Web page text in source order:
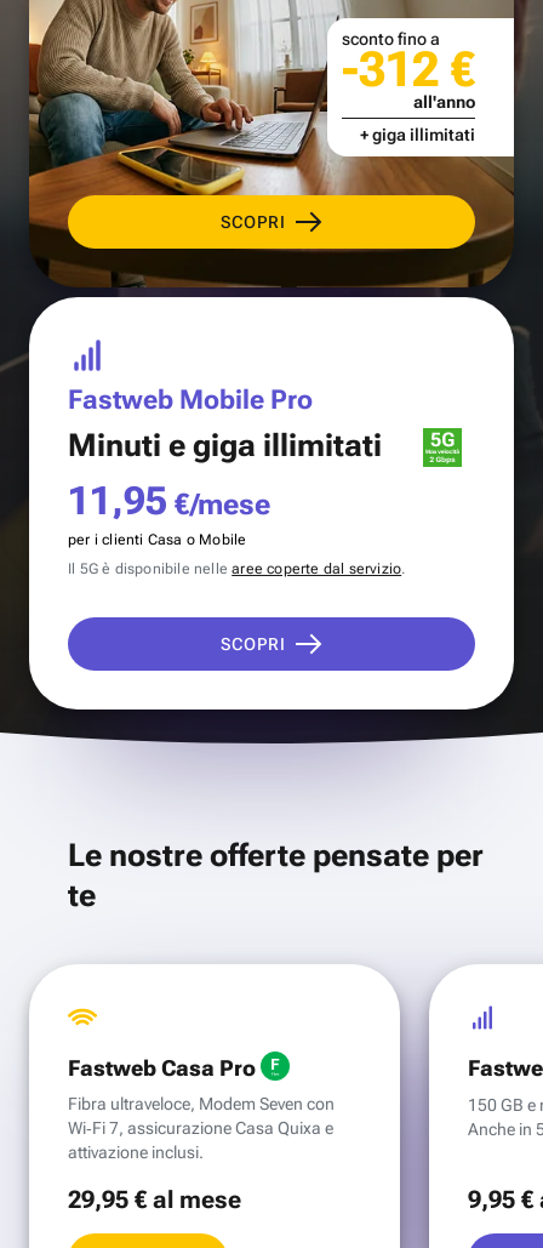
SCOPRI
sconto fino a
-312 €
all'anno
+ giga illimitati
Fastweb Mobile Pro
Minuti e giga illimitati
11,95 €/mese
per i clienti Casa o Mobile
Il 5G è disponibile nellearee coperte dal servizio.
SCOPRI
Le nostre offerte pensate per
te
Fastweb Casa Pro
Fibra ultraveloce, Modem Seven con
Wi‑Fi 7, assicurazione Casa Quixa e
attivazione inclusi.
29,95 €al mese
150 GB e
Anche in
9,95 €